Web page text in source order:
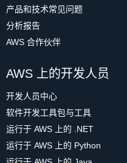
产品和技术常见问题
分析报告
AWS 合作伙伴
AWS 上的开发人员
开发人员中心
软件开发工具包与工具
运行于 AWS 上的 .NET
运行于 AWS 上的 Python